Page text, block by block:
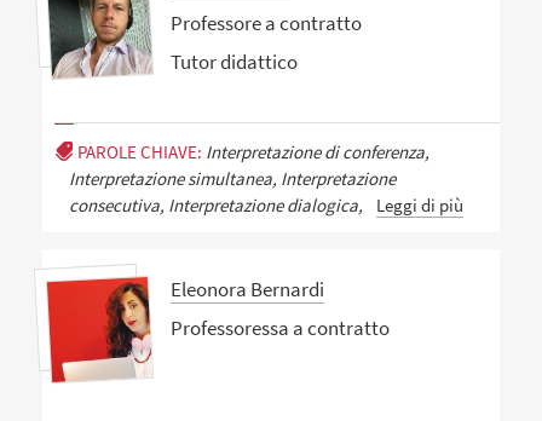
Professore a contratto
Tutor didattico
PAROLE CHIAVE: Interpretazione di conferenza,
Interpretazione simultanea, Interpretazione
consecutiva, Interpretazione dialogica,
Leggi di più
Eleonora Bernardi
Professoressa a contratto